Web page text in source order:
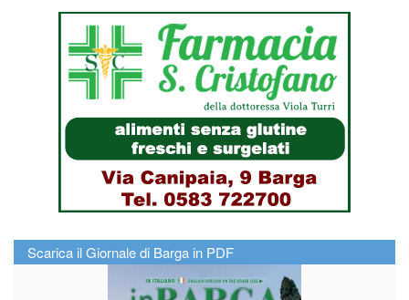
Scarica il Giornale di Barga in PDF